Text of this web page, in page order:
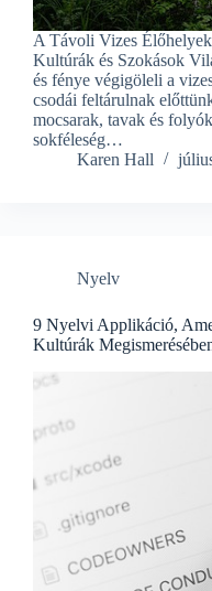
A Távoli Vizes
Kultúrák és Szokások
és fénye végigöleli a
csodái feltárulnak
mocsarak, tavak és
sokféleség…
Karen Hall
Nyelv
9 Nyelvi Applikáció,
Kultúrák